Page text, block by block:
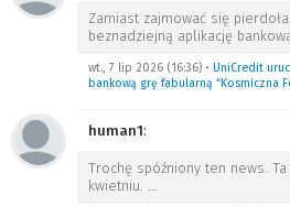
Zamiast zajmować się
beznadziejną aplikację
wt., 7 lip 2026 (16:36) • UniCredit
bankową grę fabularną “Kosmiczna
human1:
Trochę spóźniony ten news.
kwietniu. …